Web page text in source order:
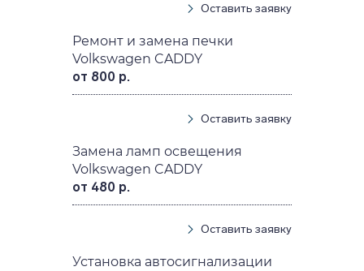
Оставить заявку
Ремонт и замена печки
Volkswagen CADDY
от 800 р.
Оставить заявку
Замена ламп освещения
Volkswagen CADDY
от 480 р.
Оставить заявку
Установка автосигнализации